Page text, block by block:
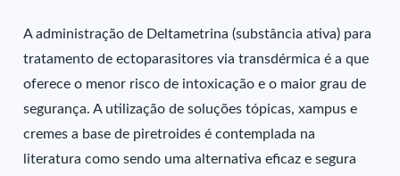
A administração de Deltametrina (substância ativa) para
tratamento de ectoparasitores via transdérmica é a que
oferece o menor risco de intoxicação e o maior grau de
segurança. A utilização de soluções tópicas, xampus e
cremes a base de piretroides é contemplada na
literatura como sendo uma alternativa eficaz e segura